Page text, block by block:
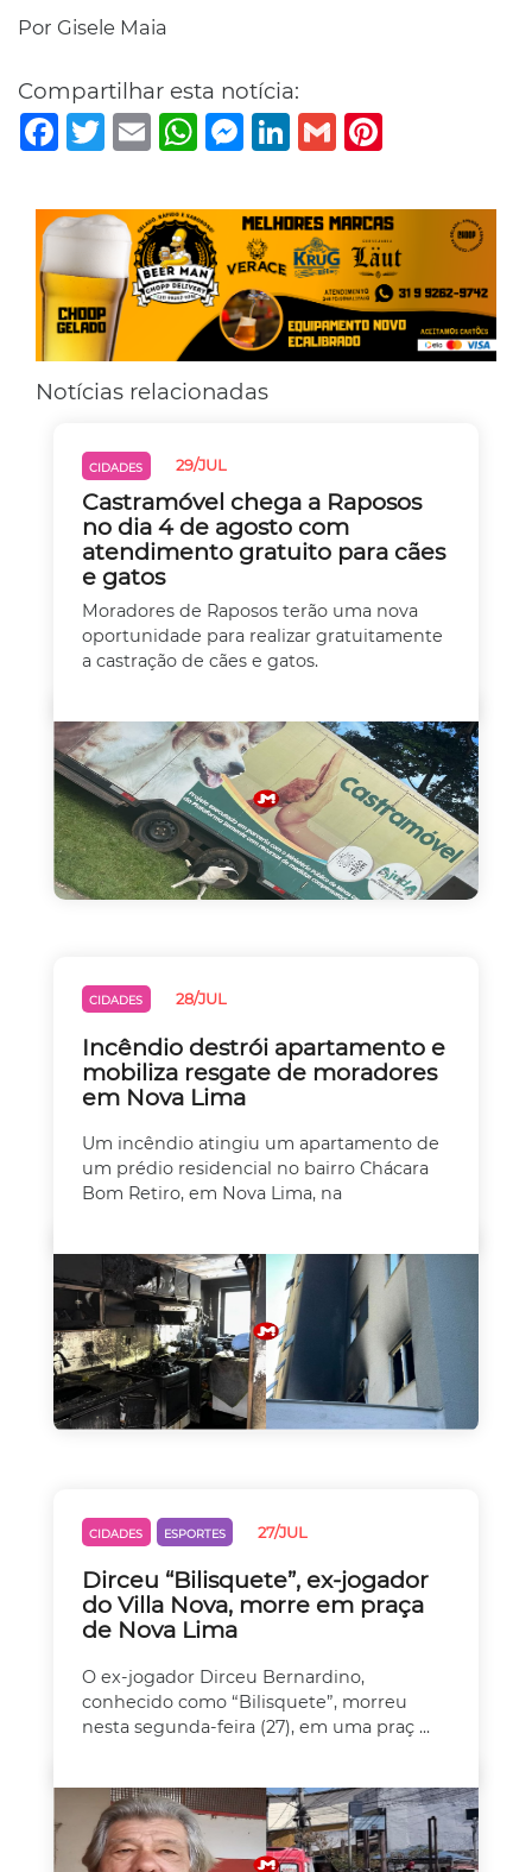
Por Gisele Maia
Compartilhar esta notícia:
Facebook
TwitterEmail WhatsAppMessenger
LinkedIn
Gmail
Notícias relacionadas
CIDADES 29/JUL
Castramóvel chega a Raposos
no dia 4 de agosto com
atendimento gratuito para cães
e gatos
Moradores de Raposos terão uma nova
oportunidade para realizar gratuitamente
a castração de cães e gatos.
CIDADES 28/JUL
Incêndio destrói apartamento e
mobiliza resgate de moradores
em Nova Lima
Um incêndio atingiu um apartamento de
um prédio residencial no bairro Chácara
Bom Retiro, em Nova Lima, na
CIDADES ESPORTES 27/JUL
Dirceu “Bilisquete”, ex-jogador
do Villa Nova, morre em praça
de Nova Lima
O ex-jogador Dirceu Bernardino,
conhecido como “Bilisquete”, morreu
nesta segunda-feira (27), em uma praç ...